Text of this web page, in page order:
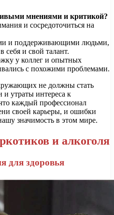
мнениями и критикой?
и сосредоточиться на
и поддерживающими людьми,
себя и свой талант.
у коллег и опытных
с похожими проблемами.
не должны стать
утраты интереса к
каждый профессионал
своей карьеры, и ошибки
значимость в этом мире.
и алкоголя
для здоровья